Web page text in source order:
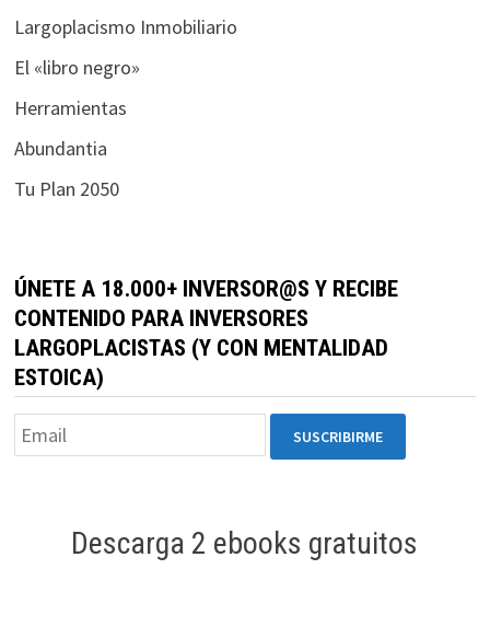
Largoplacismo Inmobiliario
El «libro negro»
Herramientas
Abundantia
Tu Plan 2050
ÚNETE A 18.000+ INVERSOR@S Y RECIBE
CONTENIDO PARA INVERSORES
LARGOPLACISTAS (Y CON MENTALIDAD
ESTOICA)
Descarga 2 ebooks gratuitos
Experiencia
Para que
nuestra web
mejor posible
durante tu
rechaza estas
desaparecerán
de la web.
Marketing
Al compartir tus
intereses y
aumentas la